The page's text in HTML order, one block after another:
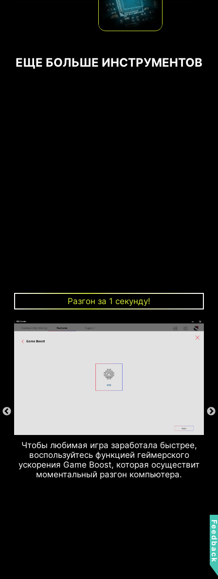
ЕЩЕ БОЛЬШЕ ИНСТРУМЕНТОВ
Разгон за 1 секунду!
Чтобы любимая игра заработала быстрее,
воспользуйтесь функцией геймерского
ускорения Game Boost, которая осуществит
моментальный разгон компьютера.
подавляющая вызываемые ими
электромагнитные помехи.